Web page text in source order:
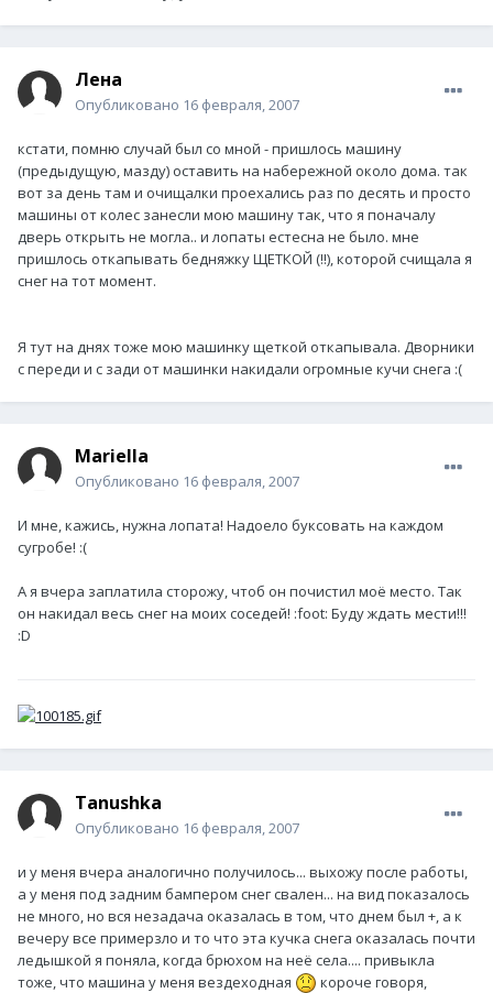
Лена
Опубликовано 16 февраля, 2007
кстати, помню случай был со мной - пришлось машину
(предыдущую, мазду) оставить на набережной около дома. так
вот за день там и очищалки проехались раз по десять и просто
машины от колес занесли мою машину так, что я поначалу
дверь открыть не могла.. и лопаты естесна не было. мне
пришлось откапывать бедняжку ЩЕТКОЙ (!!), которой счищала я
снег на тот момент.
Я тут на днях тоже мою машинку щеткой откапывала. Дворники
с переди и с зади от машинки накидали огромные кучи снега :(
Mariella
Опубликовано 16 февраля, 2007
И мне, кажись, нужна лопата! Надоело буксовать на каждом
сугробе! :(
А я вчера заплатила сторожу, чтоб он почистил моё место. Так
он накидал весь снег на моих соседей! :foot: Буду ждать мести!!!
:D
Tanushka
Опубликовано 16 февраля, 2007
и у меня вчера аналогично получилось... выхожу после работы,
а у меня под задним бампером снег свален... на вид показалось
не много, но вся незадача оказалась в том, что днем был +, а к
вечеру все примерзло и то что эта кучка снега оказалась почти
ледышкой я поняла, когда брюхом на неё села.... привыкла
тоже, что машина у меня вездеходная
короче говоря,